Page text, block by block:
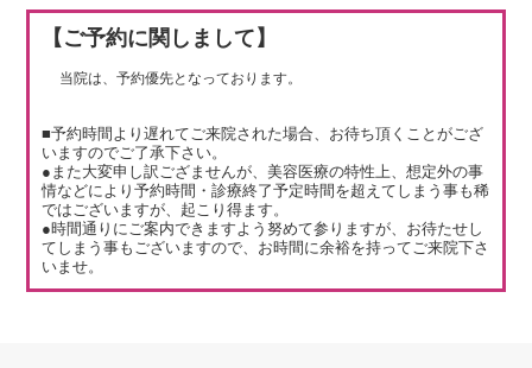
【ご予約に関しまして】
当院は、予約優先となっております。
■予約時間より遅れてご来院された場合、お待ち頂くことがござ
いますのでご了承下さい。
●また大変申し訳ござませんが、美容医療の特性上、想定外の事
情などにより予約時間・診療終了予定時間を超えてしまう事も稀
ではございますが、起こり得ます。
●時間通りにご案内できますよう努めて参りますが、お待たせし
てしまう事もございますので、お時間に余裕を持ってご来院下さ
いませ。